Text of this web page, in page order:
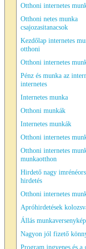
Otthoni internetes
Otthoni netes munka
csajozasitanacsok
Kezdőlap internetes
otthoni
Otthoni internetes
Pénz és munka az
internetes
Internetes munka
Otthoni munkák
Internetes munkák
Otthoni internetes
Otthoni internetes
munkaotthon
Hirdető nagy
hirdetés
Otthoni internetes
Apróhirdetések
Állás
Nagyon jól fizető
Program ingyenes és a